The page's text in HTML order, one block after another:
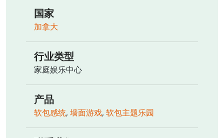
国家
加拿大
行业类型
家庭娱乐中心
产品
软包感统, 墙面游戏, 软包主题乐园